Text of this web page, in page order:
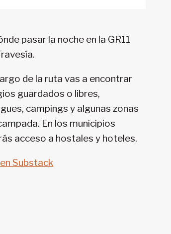
11-
pasar la noche en la GR11
de la ruta vas a encontrar
guardados o libres,
campings y algunas zonas
En los municipios
acceso a hostales y hoteles.
Substack